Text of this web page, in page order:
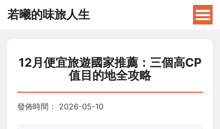
若曦的味旅人生
12月便宜旅遊國家推薦：三個高CP
值目的地全攻略
發佈時間： 2026-05-10